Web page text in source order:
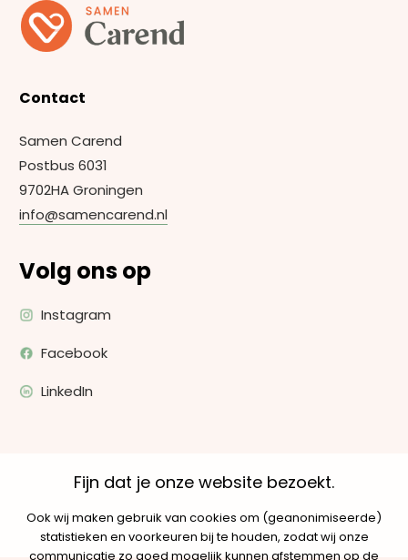
Contact
Samen Carend
Postbus 6031
9702HA Groningen
info@samencarend.nl
Volg ons op
Instagram
Facebook
LinkedIn
Fijn dat je onze website bezoekt.
Ook wij maken gebruik van cookies om (geanonimiseerde)
statistieken en voorkeuren bij te houden, zodat wij onze
communicatie zo goed mogelijk kunnen afstemmen op de